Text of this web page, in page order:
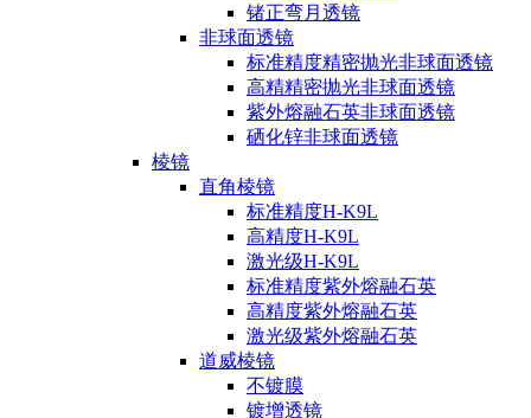
锗正弯月透镜
非球面透镜
标准精度精密抛光非球面透镜
高精精密抛光非球面透镜
紫外熔融石英非球面透镜
硒化锌非球面透镜
棱镜
直角棱镜
标准精度H-K9L
高精度H-K9L
激光级H-K9L
标准精度紫外熔融石英
高精度紫外熔融石英
激光级紫外熔融石英
道威棱镜
不镀膜
镀增透镜